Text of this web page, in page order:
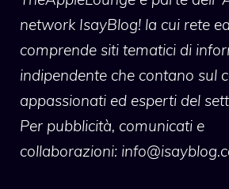
network IsayBlog! la cui rete
comprende siti tematici di
indipendente che contano sul
appassionati ed esperti del
Per pubblicità, comunicati e
collaborazioni: